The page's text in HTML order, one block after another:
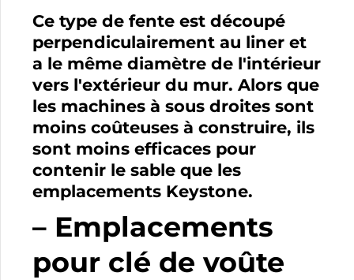
Ce type de fente est découpé
perpendiculairement au liner et
a le même diamètre de l'intérieur
vers l'extérieur du mur. Alors que
les machines à sous droites sont
moins coûteuses à construire, ils
sont moins efficaces pour
contenir le sable que les
emplacements Keystone.
– Emplacements
pour clé de voûte